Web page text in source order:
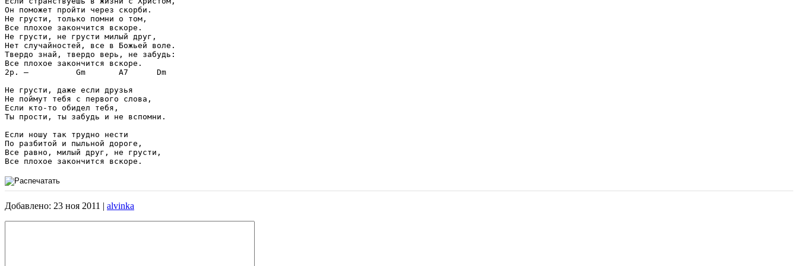
Он поможет пройти через скорби.
Не грусти, только помни о том,
Все плохое закончится вскоре.
Не грусти, не грусти милый друг,
Нет случайностей, все в Божьей воле.
Твердо знай, твердо верь, не забудь:
Все плохое закончится вскоре.
2p. –          Gm       A7      Dm
Не грусти, даже если друзья
Не поймут тебя с первого слова,
Если кто-то обидел тебя,
Ты прости, ты забудь и не вспомни.
Если ношу так трудно нести
По разбитой и пыльной дороге,
Все равно, милый друг, не грусти,
Добавлено: 23 ноя 2011 | alvinka